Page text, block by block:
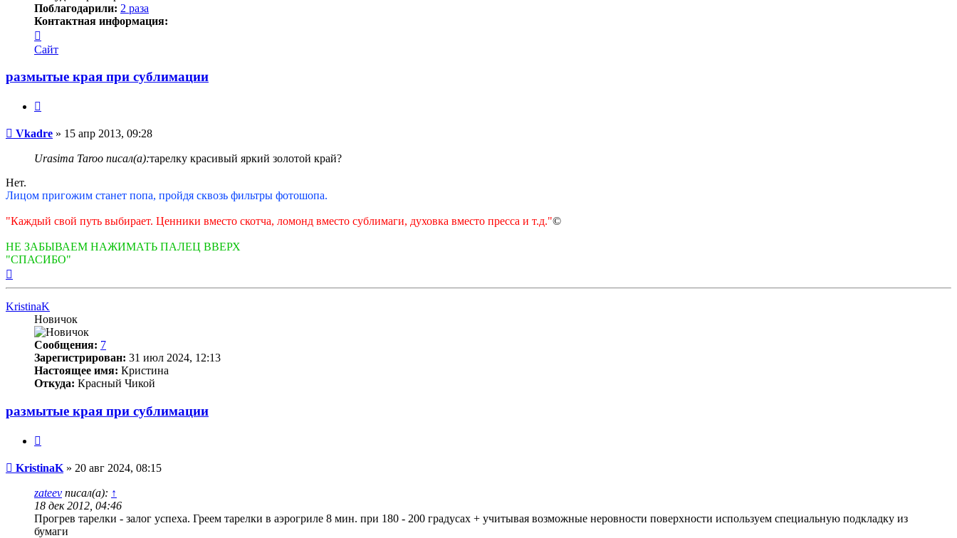
Поблагодарили: 2 раза
Контактная информация:
информация
пользователя
Сайт
размытые края при сублимации
Непрочитанное
Vkadre » 15 апр 2013, 09:28
Urasima Taroo писал(а):тарелку красивый яркий золотой край?
Нет.
Лицом пригожим станет попа, пройдя сквозь фильтры фотошопа.
"Каждый свой путь выбирает. Ценники вместо скотча, ломонд вместо сублимаги, духовка вместо пресса и т.д."©
НЕ ЗАБЫВАЕМ НАЖИМАТЬ ПАЛЕЦ ВВЕРХ
"СПАСИБО"
KristinaK
Новичок
Сообщения: 7
Зарегистрирован: 31 июл 2024, 12:13
Настоящее имя: Кристина
Откуда: Красный Чикой
размытые края при сублимации
Непрочитанное
KristinaK » 20 авг 2024, 08:15
zateev писал(а): ↑
18 дек 2012, 04:46
Прогрев тарелки - залог успеха. Греем тарелки в аэрогриле 8 мин. при 180 - 200 градусах + учитывая возможные неровности поверхности используем специальную подкладку из
бумаги